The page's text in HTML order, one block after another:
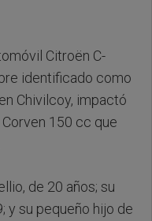
Citroën C-
identificado como
Chivilcoy, impactó
150 cc que
de 20 años; su
y su pequeño hijo de